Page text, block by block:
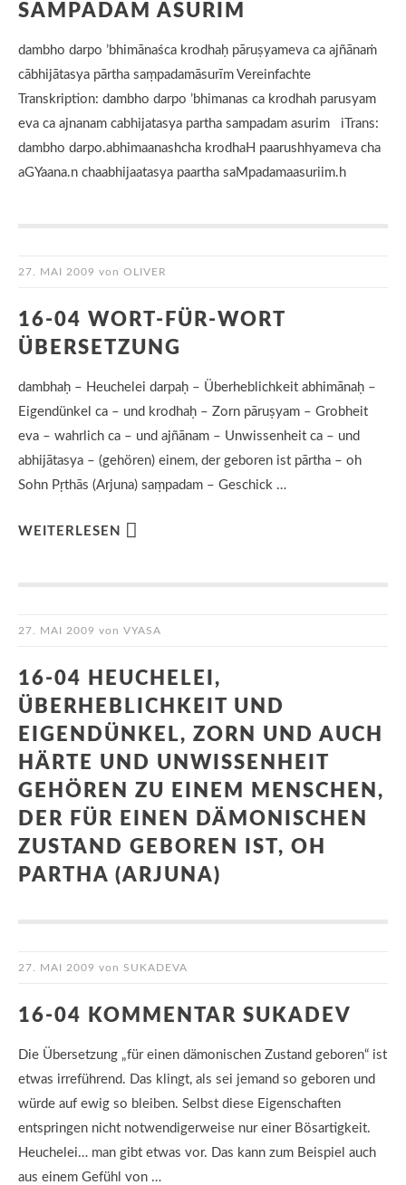
SAMPADAM ASURIM
dambho darpo ’bhimānaśca krodhaḥ pāruṣyameva ca ajñānaṁ
cābhijātasya pārtha saṃpadamāsurīm Vereinfachte
Transkription: dambho darpo ’bhimanas ca krodhah parusyam
eva ca ajnanam cabhijatasya partha sampadam asurim iTrans:
dambho darpo.abhimaanashcha krodhaH paarushhyameva cha
aGYaana.n chaabhijaatasya paartha saMpadamaasuriim.h
27. MAI 2009 von OLIVER
16-04 WORT-FÜR-WORT
ÜBERSETZUNG
dambhaḥ – Heuchelei darpaḥ – Überheblichkeit abhimānaḥ –
Eigendünkel ca – und krodhaḥ – Zorn pāruṣyam – Grobheit
eva – wahrlich ca – und ajñānam – Unwissenheit ca – und
abhijātasya – (gehören) einem, der geboren ist pārtha – oh
Sohn Pṛthās (Arjuna) saṃpadam – Geschick …
WEITERLESEN
27. MAI 2009 von VYASA
16-04 HEUCHELEI,
ÜBERHEBLICHKEIT UND
EIGENDÜNKEL, ZORN UND AUCH
HÄRTE UND UNWISSENHEIT
GEHÖREN ZU EINEM MENSCHEN,
DER FÜR EINEN DÄMONISCHEN
ZUSTAND GEBOREN IST, OH
PARTHA (ARJUNA)
27. MAI 2009 von SUKADEVA
16-04 KOMMENTAR SUKADEV
Die Übersetzung „für einen dämonischen Zustand geboren“ ist
etwas irreführend. Das klingt, als sei jemand so geboren und
würde auf ewig so bleiben. Selbst diese Eigenschaften
entspringen nicht notwendigerweise nur einer Bösartigkeit.
Heuchelei… man gibt etwas vor. Das kann zum Beispiel auch
aus einem Gefühl von …